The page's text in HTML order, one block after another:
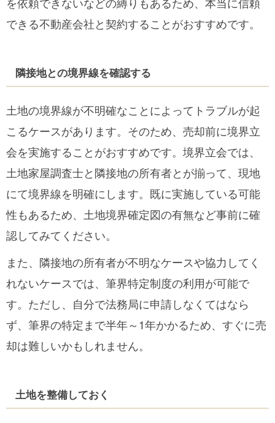
できる不動産会社と契約することがおすすめです。
隣接地との境界線を確認する
土地の境界線が不明確なことによってトラブルが起
こるケースがあります。そのため、売却前に境界立
会を実施することがおすすめです。境界立会では、
土地家屋調査士と隣接地の所有者とが揃って、現地
にて境界線を明確にします。既に実施している可能
性もあるため、土地境界確定図の有無など事前に確
認してみてください。
また、隣接地の所有者が不明なケースや協力してく
れないケースでは、筆界特定制度の利用が可能で
す。ただし、自分で法務局に申請しなくてはなら
ず、筆界の特定まで半年～1年かかるため、すぐに売
却は難しいかもしれません。
土地を整備しておく